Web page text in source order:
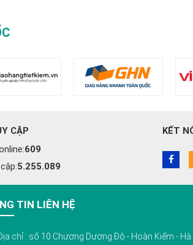
CẬP
609
5.255.089
KẾT
TIN LIÊN HỆ
chỉ : số 10 Chương Dương Độ - Hoàn Kiếm - Hà